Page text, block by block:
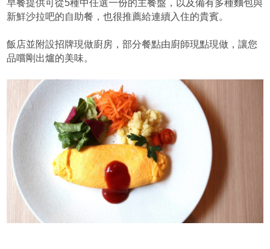
早餐提供可從5種中任選一份的主餐盤，以及備有多種麵包與
新鮮沙拉吧的自助餐，也很推薦給連續入住的貴賓。
飯店並附設招牌現做廚房，部分餐點由廚師現點現做，讓您
品嚐剛出爐的美味。